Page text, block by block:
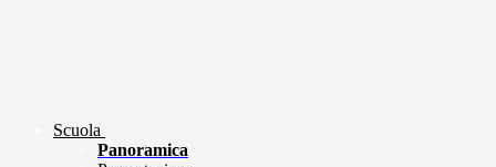
Scuola
Panoramica